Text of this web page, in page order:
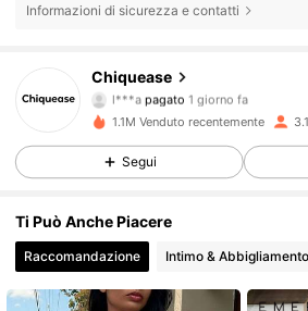
Informazioni di sicurezza e contatti
Chiquease
4.85
287K Follower
l***apagato 1 giorno fa
y***hsegue7 ore fa
4.85
4.85 287K Follower
4.85 287K Follower
1.1M Venduto recentemente
Segui
Ti Può Anche Piacere
Raccomandazione Intimo &